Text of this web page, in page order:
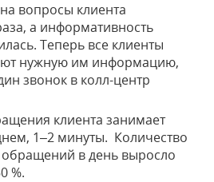
вопросы клиента
а информативность
Теперь все клиенты
нужную им информацию,
звонок в колл-центр
клиента занимает
1–2 минуты. Количество
в день выросло
%.